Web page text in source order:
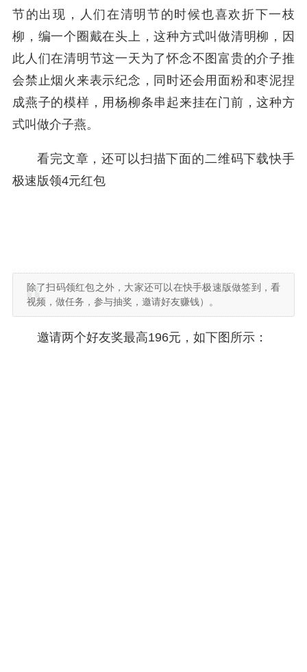
节的出现，人们在清明节的时候也喜欢折下一枝
柳，编一个圈戴在头上，这种方式叫做清明柳，因
此人们在清明节这一天为了怀念不图富贵的介子推
会禁止烟火来表示纪念，同时还会用面粉和枣泥捏
成燕子的模样，用杨柳条串起来挂在门前，这种方
式叫做介子燕。
看完文章，还可以扫描下面的二维码下载快手
极速版领4元红包
除了扫码领红包之外，大家还可以在快手极速版做签到，看
视频，做任务，参与抽奖，邀请好友赚钱）。
邀请两个好友奖最高196元，如下图所示：